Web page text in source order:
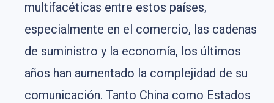
multifacéticas entre estos países,
especialmente en el comercio, las cadenas
de suministro y la economía, los últimos
años han aumentado la complejidad de su
comunicación. Tanto China como Estados